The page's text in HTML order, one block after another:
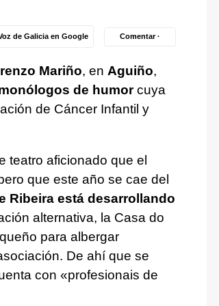
de Galicia en Google Comentar ·
Mariño, en Aguiño,
de humorcuya
de Cáncer Infantil y
teatro aficionado que el
que este año se cae del
Ribeira está desarrollando
alternativa, la Casa do
para albergar
De ahí que se
con «profesionais de